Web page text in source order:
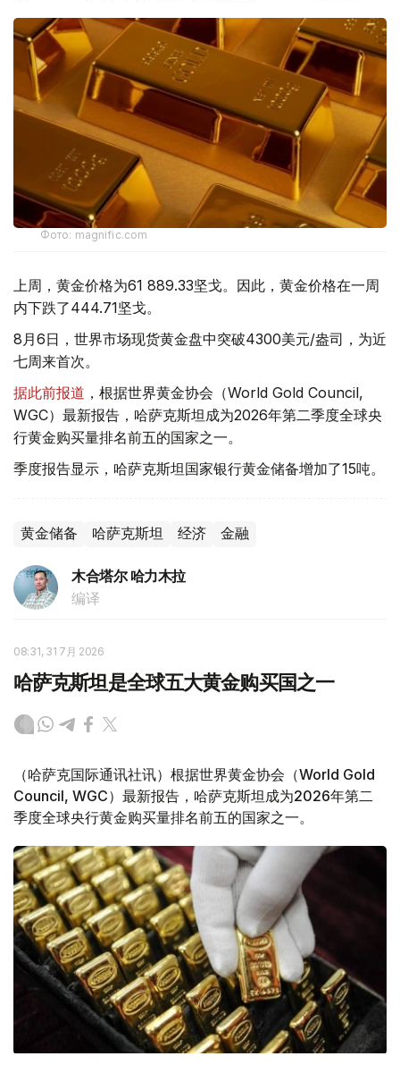
Фото: magnific.com
上周，黄金价格为61 889.33坚戈。因此，黄金价格在一周
内下跌了444.71坚戈。
8月6日，世界市场现货黄金盘中突破4300美元/盎司，为近
七周来首次。
据此前报道 ，根据世界黄金协会（World Gold Council,
WGC）最新报告，哈萨克斯坦成为2026年第二季度全球央
行黄金购买量排名前五的国家之一。
季度报告显示，哈萨克斯坦国家银行黄金储备增加了15吨。
黄金储备 哈萨克斯坦 经济 金融
木合塔尔 哈力木拉
编译
08:31, 31 7月 2026
哈萨克斯坦是全球五大黄金购买国之一
（哈萨克国际通讯社讯）根据世界黄金协会（World Gold
Council, WGC）最新报告，哈萨克斯坦成为2026年第二
季度全球央行黄金购买量排名前五的国家之一。